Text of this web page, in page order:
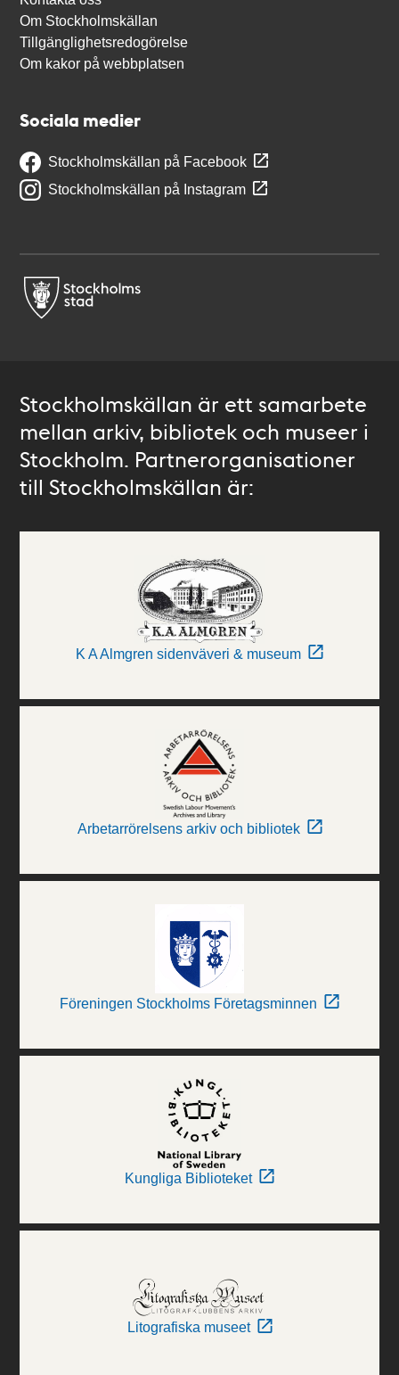
Om Stockholmskällan
Tillgänglighetsredogörelse
Om kakor på webbplatsen
Sociala medier
Stockholmskällan på Facebook
Stockholmskällan på Instagram
Stockholmskällan är ett samarbete
mellan arkiv, bibliotek och museer i
Stockholm. Partnerorganisationer
till Stockholmskällan är:
K A Almgren sidenväveri & museum
Arbetarrörelsens arkiv och bibliotek
Föreningen Stockholms Företagsminnen
Kungliga Biblioteket
Litografiska museet